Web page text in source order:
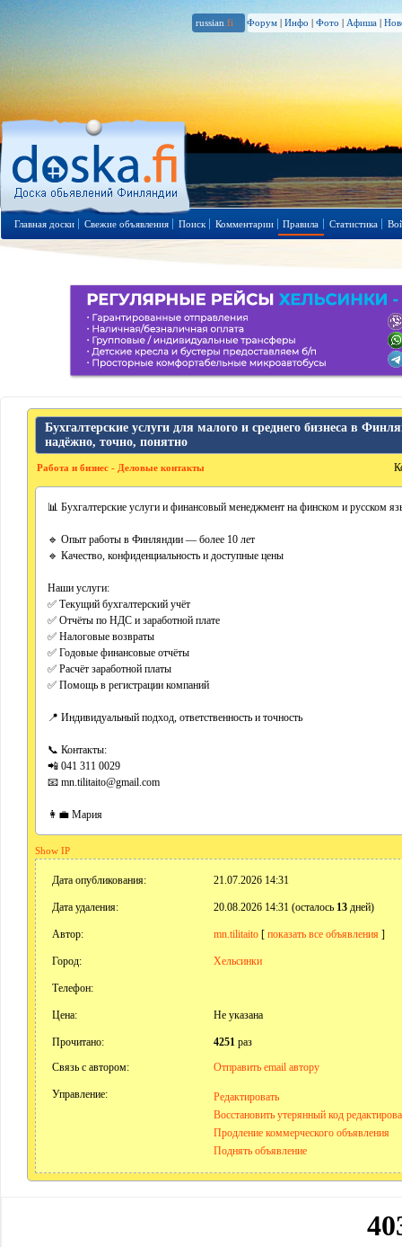
russian .fi Форум | Инфо | Фото | Афиша |
Главная доски Свежие объявления Поиск Комментарии Правила Статистика
Бухгалтерские услуги для малого и среднего бизнеса в
надёжно, точно, понятно
Работа и бизнес - Деловые контакты
📊 Бухгалтерские услуги и финансовый менеджмент на финском и русском
🔹 Опыт работы в Финляндии — более 10 лет
🔹 Качество, конфиденциальность и доступные цены
Наши услуги:
✅ Текущий бухгалтерский учёт
✅ Отчёты по НДС и заработной плате
✅ Налоговые возвраты
✅ Годовые финансовые отчёты
✅ Расчёт заработной платы
✅ Помощь в регистрации компаний
📍 Индивидуальный подход, ответственность и точность
📞 Контакты:
📲 041 311 0029
📧 mn.tilitaito@gmail.com
👩‍💼 Мария
Show IP
Дата опубликования: 21.07.2026 14:31
Дата удаления: 20.08.2026 14:31 (осталось 13дней)
Автор: mn.tilitaito[ показать все объявления ]
Город: Хельсинки
Телефон:
Цена: Не указана
Прочитано: 4251раз
Связь с автором:
Отправить email автору
Управление:
Редактировать
Восстановить утерянный код
Продление коммерческого объявления
Поднять объявление